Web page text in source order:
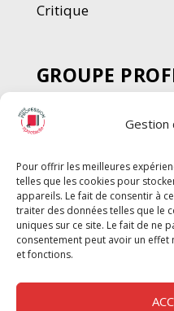
Gestion
Pour offrir les meilleures
telles que les cookies pour
appareils. Le fait de consentir à
traiter des données telles que le
uniques sur ce site. Le fait de ne
consentement peut avoir un
et fonctions.
Critique
GROUPE
SPECTACLE
Chèque Intermittents
Chèque Compta
Chèque Emploi
G-Pods
Profession Audio-